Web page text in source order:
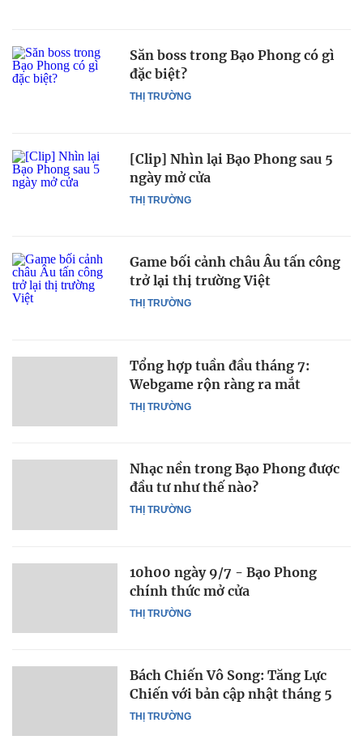
THỊ TRƯỜNG
Săn boss trong Bạo Phong có gì
đặc biệt?
THỊ TRƯỜNG
[Clip] Nhìn lại Bạo Phong sau 5
ngày mở cửa
THỊ TRƯỜNG
Game bối cảnh châu Âu tấn công
trở lại thị trường Việt
THỊ TRƯỜNG
Tổng hợp tuần đầu tháng 7:
Webgame rộn ràng ra mắt
THỊ TRƯỜNG
Nhạc nền trong Bạo Phong được
đầu tư như thế nào?
THỊ TRƯỜNG
10h00 ngày 9/7 - Bạo Phong
chính thức mở cửa
THỊ TRƯỜNG
Bách Chiến Vô Song: Tăng Lực
Chiến với bản cập nhật tháng 5